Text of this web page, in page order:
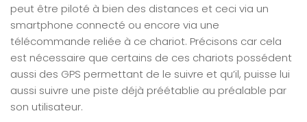
peut être piloté à bien des distances et ceci via un
smartphone connecté ou encore via une
télécommande reliée à ce chariot. Précisons car cela
est nécessaire que certains de ces chariots possédent
aussi des GPS permettant de le suivre et qu’il, puisse lui
aussi suivre une piste déjà préétablie au préalable par
son utilisateur.